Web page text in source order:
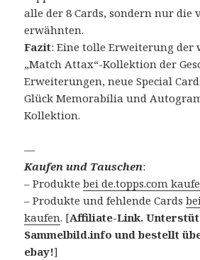
alle der 8 Cards, sondern nur die
erwähnten.
Fazit: Eine tolle Erweiterung der
„Match Attax“-Kollektion der
Erweiterungen, neue Special
Glück Memorabilia und
Kollektion.
—
Kaufen und Tauschen:
– Produktebei de.topps.com
– Produkte und fehlende Cards
kaufen. [Affiliate-Link.
Sammelbild.info und bestellt
ebay!]